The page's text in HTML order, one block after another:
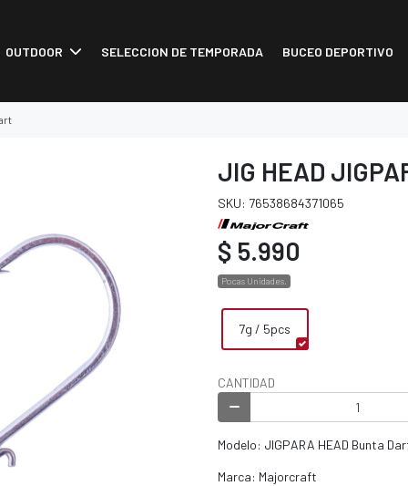
OUTDOOR SELECCION DE TEMPORADA BUCEO DEPORTIVO
JIG HEAD
SKU: 76538684371065
$ 5.990
Pocas Unidades.
7g / 5pcs
CANTIDAD
Modelo: JIGPARA HEAD Bunta
Marca: Majorcraft